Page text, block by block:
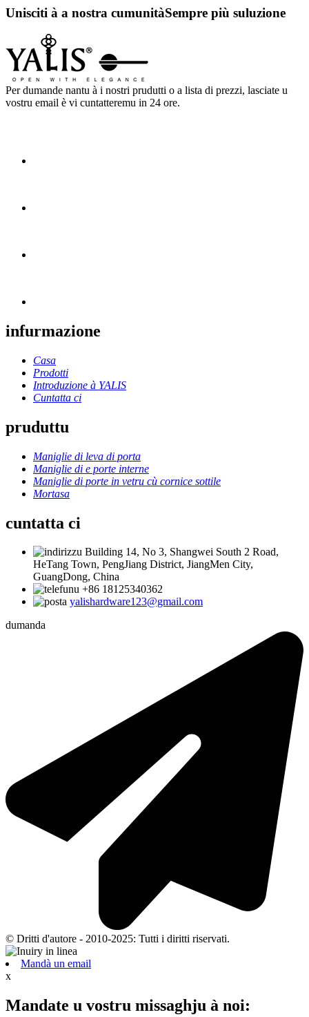
Unisciti à a nostra cumunitàSempre più suluzione
Per dumande nantu à i nostri prudutti o a lista di prezzi, lasciate u
vostru email è vi cuntatteremu in 24 ore.
infurmazione
Casa
Prodotti
Introduzione à YALIS
Cuntatta ci
pruduttu
Maniglie di leva di porta
Maniglie di e porte interne
Maniglie di porte in vetru cù cornice sottile
Mortasa
cuntatta ci
Building 14, No 3, Shangwei South 2 Road,
HeTang Town, PengJiang District, JiangMen City,
GuangDong, China
+86 18125340362
yalishardware123@gmail.com
dumanda
© Dritti d'autore - 2010-2025: Tutti i diritti riservati.
Mandà un email
x
Mandate u vostru missaghju à noi: